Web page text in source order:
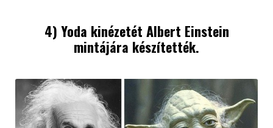
4) Yoda kinézetét Albert Einstein
mintájára készítették.